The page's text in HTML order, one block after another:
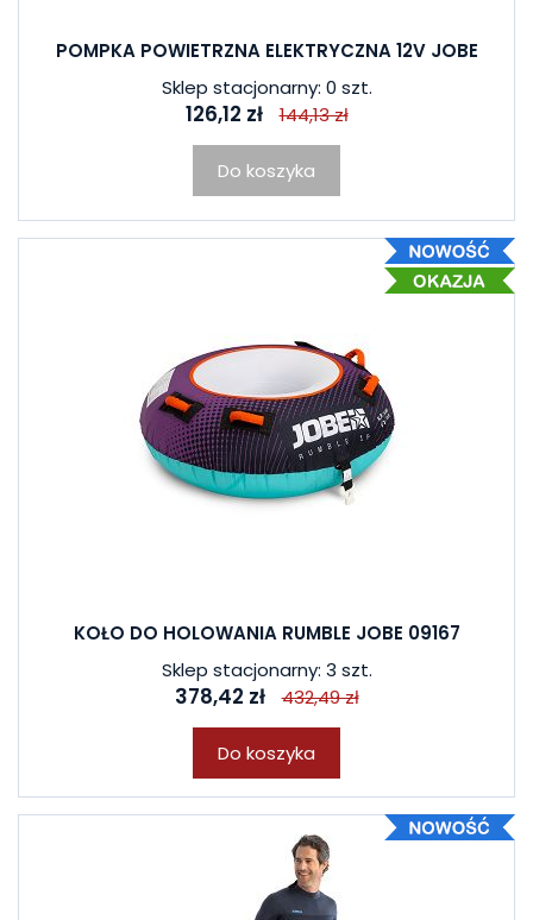
POMPKA POWIETRZNA ELEKTRYCZNA 12V JOBE
Sklep stacjonarny: 0 szt.
126,12 zł 144,13 zł
Do koszyka
KOŁO DO HOLOWANIA RUMBLE JOBE 09167
Sklep stacjonarny: 3 szt.
378,42 zł 432,49 zł
Do koszyka